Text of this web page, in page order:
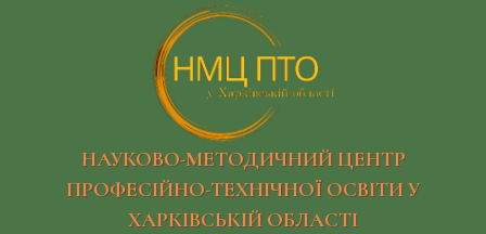
НАУКОВО-МЕТОДИЧНИЙ ЦЕНТР
ПРОФЕСІЙНО-ТЕХНІЧНОЇ ОСВІТИ У
ХАРКІВСЬКІЙ ОБЛАСТІ